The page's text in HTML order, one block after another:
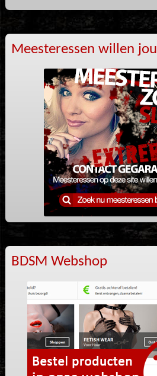
Meesteressen willen jou
BDSM Webshop